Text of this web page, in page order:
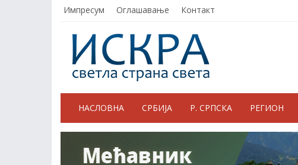
Импресум Оглашавање Контакт
НАСЛОВНА СРБИЈА Р. СРПСКА РЕГИОН